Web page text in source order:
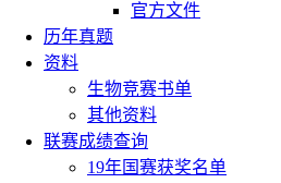
官方文件
历年真题
资料
生物竞赛书单
其他资料
联赛成绩查询
19年国赛获奖名单